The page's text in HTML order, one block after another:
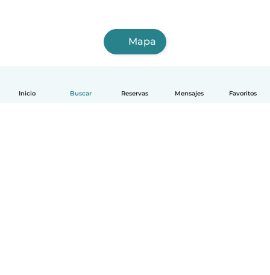
Inicio Buscar Reservas Mensajes Favoritos
Mapa